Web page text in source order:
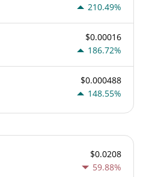
210.49%
$0.00016
186.72%
$0.000488
148.55%
$0.0208
59.88%